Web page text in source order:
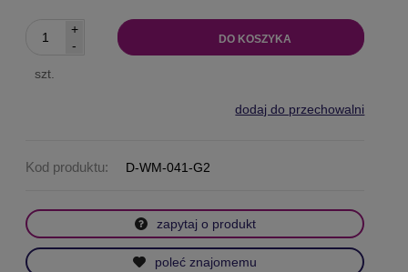
-
+
szt.
DO KOSZYKA
dodaj do przechowalni
Kod produktu: D-WM-041-G2
zapytaj o produkt
poleć znajomemu